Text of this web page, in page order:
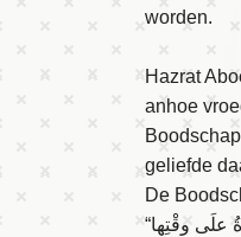
worden.
Hazrat
anhoe
geliefde
De
“علَى وقْتِها